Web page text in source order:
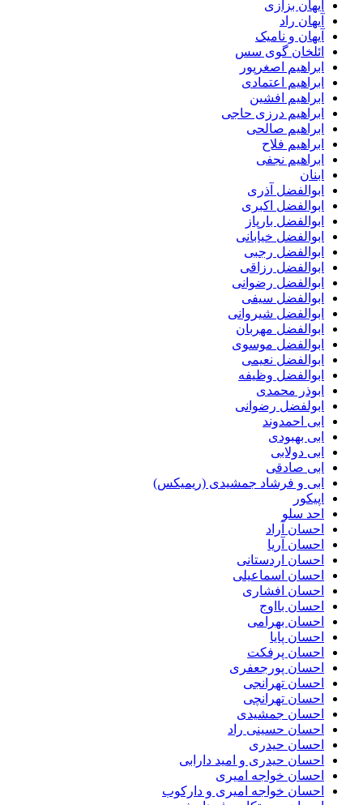
آیهان بزازی
آیهان راد
آیهان و نامیک
ائلخان گوی سس
ابراهیم اصغرپور
ابراهیم اعتمادی
ابراهیم افشین
ابراهیم درزی حاجی
ابراهیم صالحی
ابراهیم فلاح
ابراهیم نجفی
ابنان
ابوالفضل آذری
ابوالفضل اکبری
ابوالفضل بارپاز
ابوالفضل خیابانی
ابوالفضل رجبی
ابوالفضل رزاقی
ابوالفضل رضوانی
ابوالفضل سیفی
ابوالفضل شیروانی
ابوالفضل مهربان
ابوالفضل موسوی
ابوالفضل نعیمی
ابوالفضل وظیفه
ابوذر محمدی
ابولفضل رضوانی
ابی احمدوند
ابی بهبودی
ابی دولابی
ابی صادقی
ابی و فرشاد جمشیدی (ریمیکس)
اپیکور
احد سلو
احسان آراد
احسان آریا
احسان اردستانی
احسان اسماعیلی
احسان افشاری
احسان بااوج
احسان بهرامی
احسان پایا
احسان پرفکت
احسان پورجعفری
احسان تهرانجی
احسان تهرانچی
احسان جمشیدی
احسان حسینی راد
احسان حیدری
احسان حیدری و امید دارابی
احسان خواجه امیری
احسان خواجه امیری و دارکوب